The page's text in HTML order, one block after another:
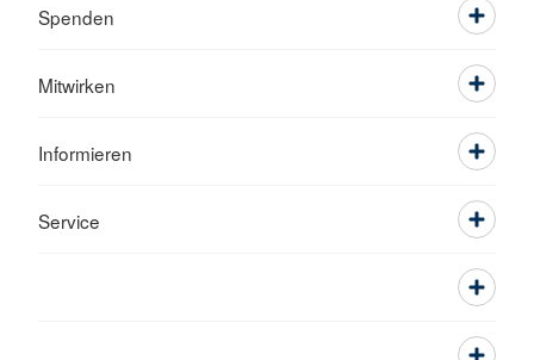
Spenden
Mitwirken
Informieren
Service